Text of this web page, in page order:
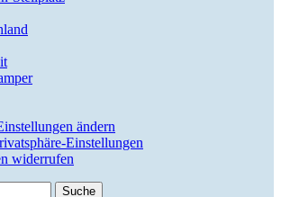
ändern
Einstellungen
widerrufen